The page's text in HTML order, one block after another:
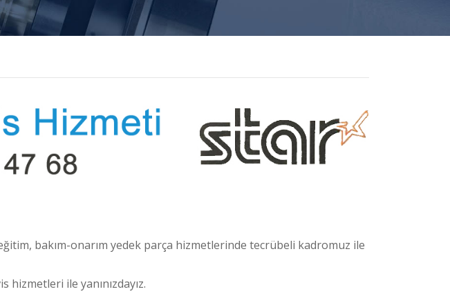
bakım-onarım yedek parça hizmetlerinde tecrübeli kadromuz ile
hizmetleri ile yanınızdayız.